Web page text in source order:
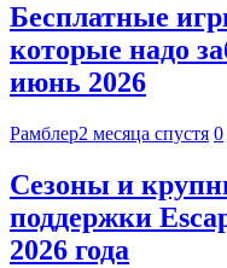
Бесплатные
которые надо
июнь 2026
Рамблер2 месяца спустя 0
Сезоны и
поддержки
2026 года